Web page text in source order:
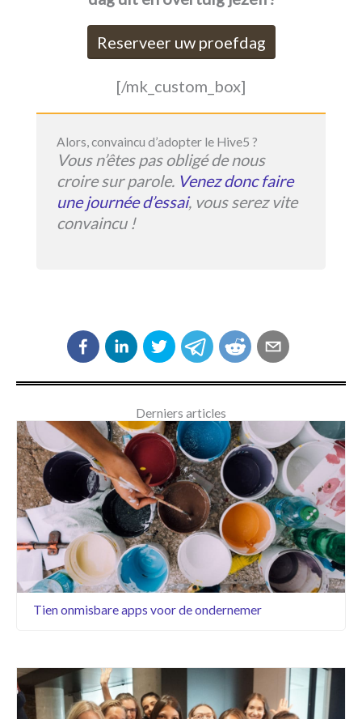
Reserveer uw proefdag
[/mk_custom_box]
Alors, convaincu d’adopter le Hive5 ?
Vous n’êtes pas obligé de nous
croire sur parole. Venez donc faire
une journée d’essai, vous serez vite
convaincu !
Derniers articles
Tien onmisbare apps voor de ondernemer